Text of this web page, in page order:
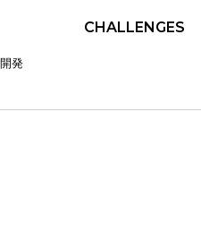
CHALLENGES
発